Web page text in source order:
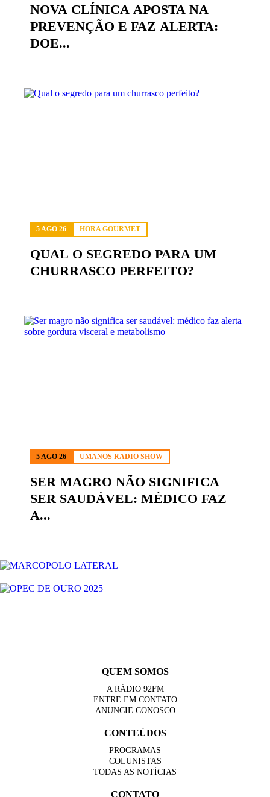
NOVA CLÍNICA APOSTA NA
PREVENÇÃO E FAZ ALERTA:
DOE...
5 AGO 26 HORA GOURMET
QUAL O SEGREDO PARA UM
CHURRASCO PERFEITO?
5 AGO 26 UMANOS RADIO SHOW
SER MAGRO NÃO SIGNIFICA
SER SAUDÁVEL: MÉDICO FAZ
A...
QUEM SOMOS
A RÁDIO 92FM
ENTRE EM CONTATO
ANUNCIE CONOSCO
CONTEÚDOS
PROGRAMAS
COLUNISTAS
TODAS AS NOTÍCIAS
CONTATO